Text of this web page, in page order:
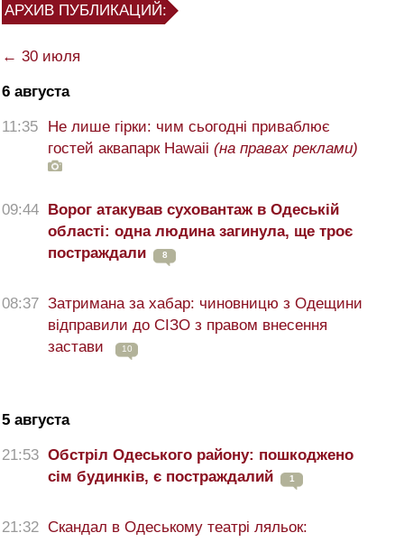
АРХИВ ПУБЛИКАЦИЙ:
← 30 июля
6 августа
11:35
Не лише гірки: чим сьогодні приваблює
гостей аквапарк Hawaii (на правах реклами)
09:44 Ворог атакував суховантаж в Одеській
області: одна людина загинула, ще троє
постраждали
8
08:37 Затримана за хабар: чиновницю з Одещини
відправили до СІЗО з правом внесення
застави
10
5 августа
21:53 Обстріл Одеського району: пошкоджено
сім будинків, є постраждалий
1
21:32 Скандал в Одеському театрі ляльок: